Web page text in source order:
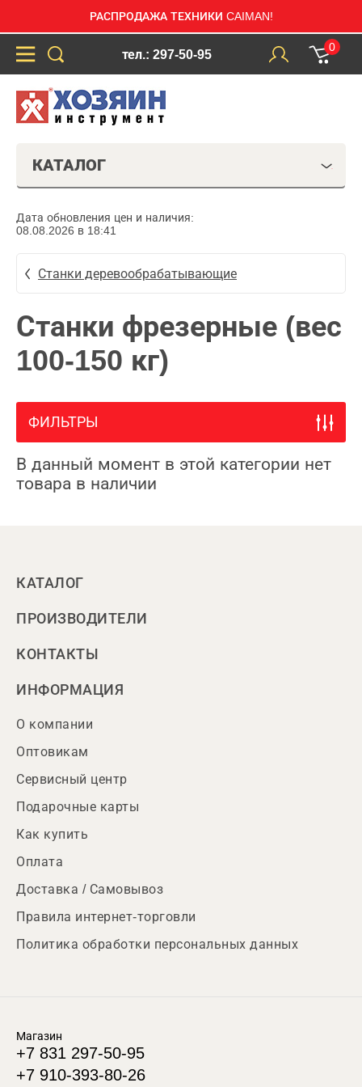
РАСПРОДАЖА ТЕХНИКИ CAIMAN!
тел.: 297-50-95
0
КАТАЛОГ
Дата обновления цен и наличия:
08.08.2026 в 18:41
Станки деревообрабатывающие
Станки фрезерные (вес
100-150 кг)
ФИЛЬТРЫ
В данный момент в этой категории нет
товара в наличии
КАТАЛОГ
ПРОИЗВОДИТЕЛИ
КОНТАКТЫ
ИНФОРМАЦИЯ
О компании
Оптовикам
Сервисный центр
Подарочные карты
Как купить
Оплата
Доставка / Самовывоз
Правила интернет-торговли
Политика обработки персональных данных
Магазин
+7 831 297-50-95
+7 910-393-80-26